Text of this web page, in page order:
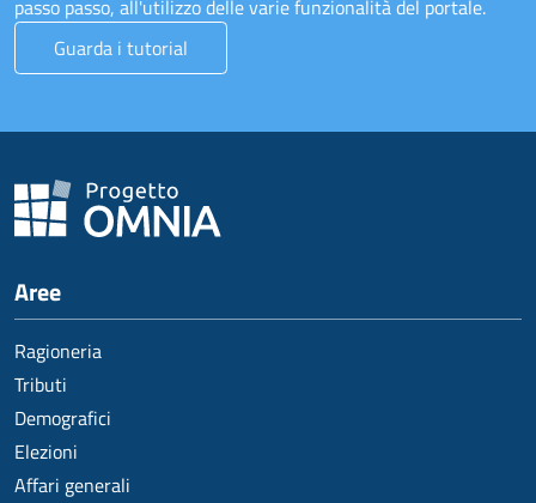
passo passo, all'utilizzo delle varie funzionalità del portale.
Guarda i tutorial
Aree
Ragioneria
Tributi
Demografici
Elezioni
Affari generali